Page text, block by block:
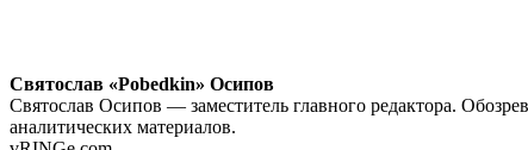
Святослав «Pobedkin» Осипов
Святослав Осипов — заместитель главного редактора.
аналитических материалов.